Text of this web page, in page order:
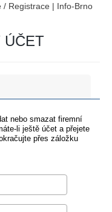
/ Registrace | Info-Brno
ÚČET
nebo smazat firemní
li ještě účet a přejete
přes záložku